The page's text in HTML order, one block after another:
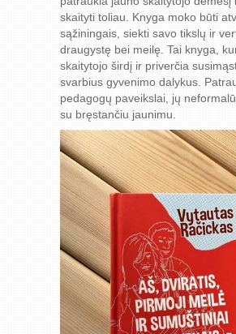
skaityti toliau. Knyga moko būti
sąžiningais, siekti savo tikslų ir
draugystę bei meilę. Tai knyga,
skaitytojo širdį ir priverčia
svarbius gyvenimo dalykus.
pedagogų paveikslai, jų
su bręstančiu jaunimu.